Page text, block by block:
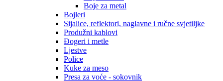
Boje za metal
Bojleri
Sijalice, reflektori, naglavne i ručne svjetiljke
Produžni kablovi
Đogeri i metle
Ljestve
Police
Kuke za meso
Presa za voće - sokovnik